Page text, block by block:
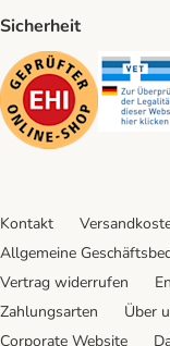
Sicherheit
Security
Kontakt
Allgemeine
Vertrag widerrufen
Zahlungsarten
Über
Corporate Website